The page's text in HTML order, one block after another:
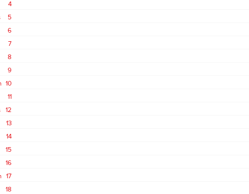
4
5
6
7
8
9
10
11
12
13
14
15
16
17
18